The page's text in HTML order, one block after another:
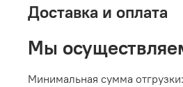
Доставка и оплата
Мы
Минимальная сумма отгрузки: